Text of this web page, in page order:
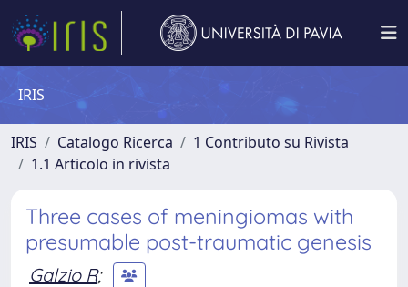
IRIS
IRIS Catalogo Ricerca
1 Contributo su Rivista
1.1 Articolo in rivista
Three cases of meningiomas with
presumable post-traumatic genesis
Galzio R;